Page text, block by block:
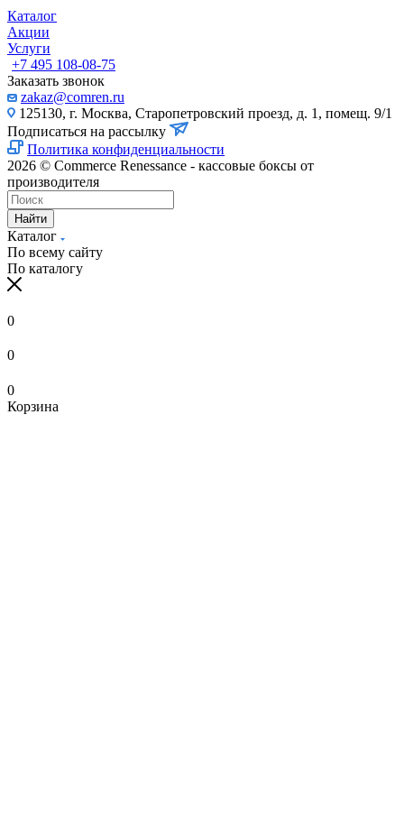
Каталог
Акции
Услуги
+7 495 108-08-75
Заказать звонок
zakaz@comren.ru
125130, г. Москва, Старопетровский проезд, д. 1, помещ. 9/1
Подписаться на рассылку
Политика конфиденциальности
2026 © Commerce Renessance - кассовые боксы от
производителя
Найти
Каталог
По всему сайту
По каталогу
0
0
0
Корзина